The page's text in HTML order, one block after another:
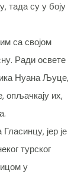
тада су у боју
са својом
Ради освете
Нуана Љуце,
опљачкају их,
јер је
турског
у